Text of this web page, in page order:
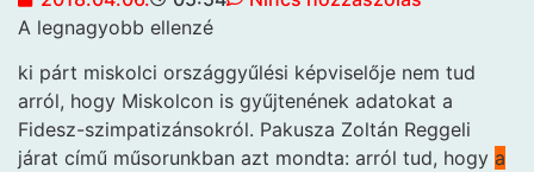
A legnagyobb ellenzé
ki párt miskolci országgyűlési képviselője nem tud
arról, hogy Miskolcon is gyűjtenének adatokat a
Fidesz-szimpatizánsokról. Pakusza Zoltán Reggeli
járat című műsorunkban azt mondta: arról tud, hogy a